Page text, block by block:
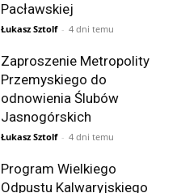
Pacławskiej
Łukasz Sztolf - 4 dni temu
Zaproszenie Metropolity
Przemyskiego do
odnowienia Ślubów
Jasnogórskich
Łukasz Sztolf - 4 dni temu
Program Wielkiego
Odpustu Kalwaryjskiego